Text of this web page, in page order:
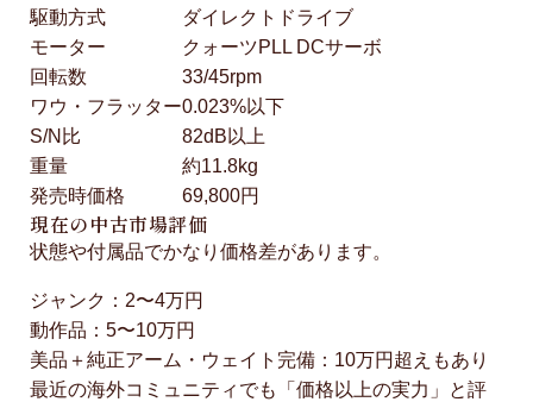
駆動方式
ダイレクトドライブ
モーター
クォーツPLL DCサーボ
回転数
33/45rpm
ワウ・フラッター0.023%以下
S/N比
82dB以上
重量
約11.8kg
発売時価格
69,800円
現在の中古市場評価
状態や付属品でかなり価格差があります。
ジャンク：2〜4万円
動作品：5〜10万円
美品＋純正アーム・ウェイト完備：10万円超えもあり
最近の海外コミュニティでも「価格以上の実力」と評